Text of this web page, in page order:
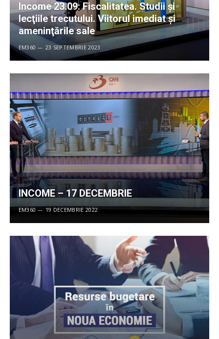
Income 23.09: Fiscalitatea. Studii şi
lecţiile trecutului. Viitorul imediat şi
ameninţările sale
EM360 23 SEPTEMBRIE 2023
INCOME – 17 DECEMBRIE
EM360 19 DECEMBRIE 2022